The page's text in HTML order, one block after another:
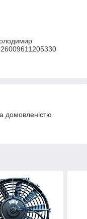
домовленістю